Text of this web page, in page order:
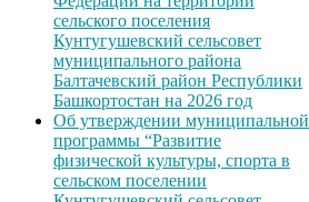
сельского поселения
Кунтугушевский сельсовет
муниципального района
Балтачевский район Республики
Башкортостан на 2026 год
Об утверждении муниципальной
программы “Развитие
физической культуры, спорта в
сельском поселении